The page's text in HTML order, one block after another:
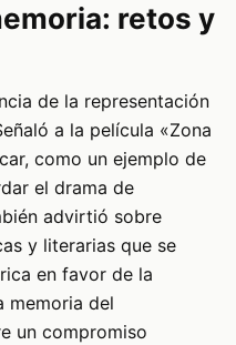
retos y
de la representación
a la película «Zona
como un ejemplo de
el drama de
advirtió sobre
y literarias que se
en favor de la
memoria del
un compromiso